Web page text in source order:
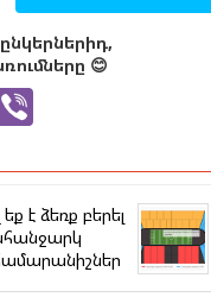
😊
r
է ձեռք բերել